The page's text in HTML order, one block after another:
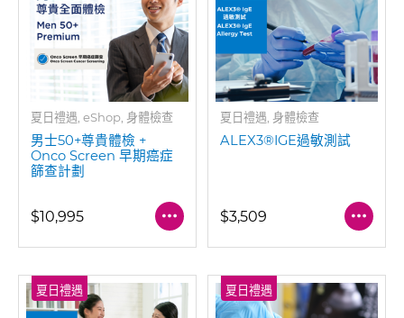
夏日禮遇, eShop, 身體檢查
男士50+尊貴體檢 +
Onco Screen 早期癌症
篩查計劃
$10,995
夏日禮遇, 身體檢查
ALEX3®IGE過敏測試
$3,509
夏日禮遇 夏日禮遇